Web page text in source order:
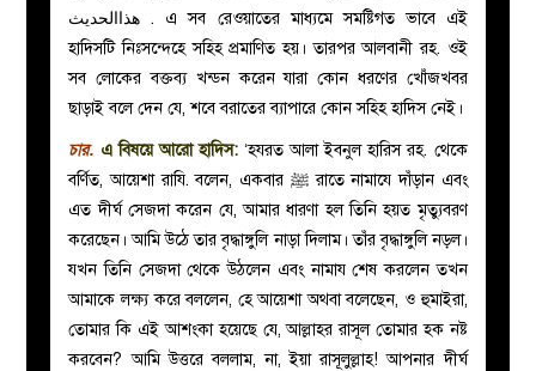
هذاالحديث . এ সব রেওয়াতের মাধ্যমে সমষ্টিগত ভাবে এই
হাদিসটি নিঃসন্দেহে সহিহ প্রমাণিত হয়। তারপর আলবানী রহ. ওই
সব লোকের বক্তব্য খন্ডন করেন যারা কোন ধরণের খোঁজখবর
ছাড়াই বলে দেন যে, শবে বরাতের ব্যাপারে কোন সহিহ হাদিস নেই।
চার. এ বিষয়ে আরো হাদিস:‘হযরত আলা ইবনুল হারিস রহ. থেকে
বর্ণিত, আয়েশারাযি. বলেন, একবার ﷺ রাতে নামাযে দাঁড়ান এবং
এত দীর্ঘ সেজদা করেন যে, আমার ধারণা হল তিনি হয়ত মৃত্যুবরণ
করেছেন। আমি উঠে তার বৃদ্ধাঙ্গুলি নাড়া দিলাম। তাঁর বৃদ্ধাঙ্গুলি নড়ল।
যখন তিনি সেজদা থেকে উঠলেন এবং নামায শেষ করলেন তখন
আমাকে লক্ষ্য করে বললেন, হে আয়েশা অথবা বলেছেন, ও হুমাইরা,
তোমার কি এই আশংকা হয়েছে যে, আল্লাহর রাসূল তোমার হক নষ্ট
করবেন? আমি উত্তরে বললাম, না, ইয়া রাসূলুল্লাহ! আপনার দীর্ঘ